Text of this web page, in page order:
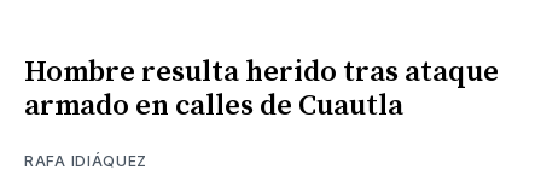
Hombre resulta herido tras ataque
armado en calles de Cuautla
RAFA IDIÁQUEZ